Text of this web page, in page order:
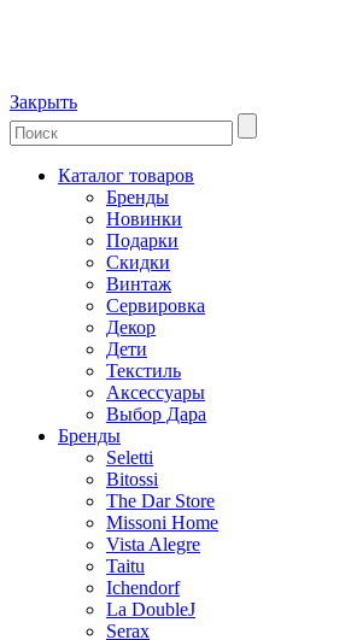
Закрыть
Каталог товаров
Бренды
Новинки
Подарки
Скидки
Винтаж
Сервировка
Декор
Дети
Текстиль
Аксессуары
Выбор Дара
Бренды
Seletti
Bitossi
The Dar Store
Missoni Home
Vista Alegre
Taitu
Ichendorf
La DoubleJ
Serax